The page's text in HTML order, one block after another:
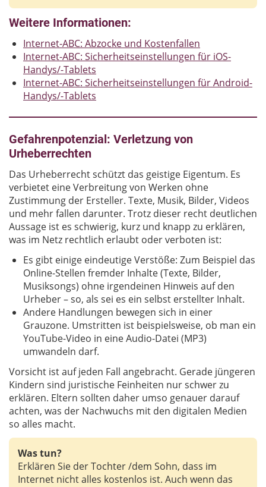
Weitere Informationen:
Internet-ABC: Abzocke und Kostenfallen
Internet-ABC: Sicherheitseinstellungen für iOS-
Handys/-Tablets
Internet-ABC: Sicherheitseinstellungen für Android-
Handys/-Tablets
Gefahrenpotenzial: Verletzung von
Urheberrechten
Das Urheberrecht schützt das geistige Eigentum. Es
verbietet eine Verbreitung von Werken ohne
Zustimmung der Ersteller. Texte, Musik, Bilder, Videos
und mehr fallen darunter. Trotz dieser recht deutlichen
Aussage ist es schwierig, kurz und knapp zu erklären,
was im Netz rechtlich erlaubt oder verboten ist:
Es gibt einige eindeutige Verstöße: Zum Beispiel das
Online-Stellen fremder Inhalte (Texte, Bilder,
Musiksongs) ohne irgendeinen Hinweis auf den
Urheber – so, als sei es ein selbst erstellter Inhalt.
Andere Handlungen bewegen sich in einer
Grauzone. Umstritten ist beispielsweise, ob man ein
YouTube-Video in eine Audio-Datei (MP3)
umwandeln darf.
Vorsicht ist auf jeden Fall angebracht. Gerade jüngeren
Kindern sind juristische Feinheiten nur schwer zu
erklären. Eltern sollten daher umso genauer darauf
achten, was der Nachwuchs mit den digitalen Medien
so alles macht.
Was tun?
Erklären Sie der Tochter /dem Sohn, dass im
Internet nicht alles kostenlos ist. Auch wenn das